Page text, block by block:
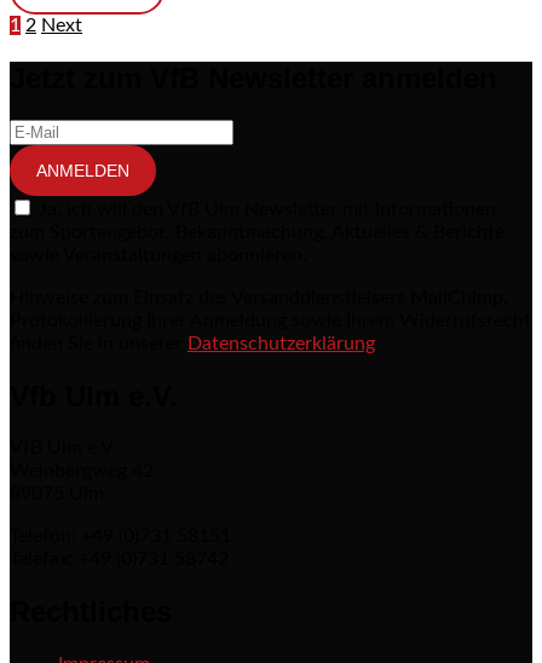
Seitennummerierung der Beiträge
1 2 Next
ANMELDEN
Datenschutzerklärung